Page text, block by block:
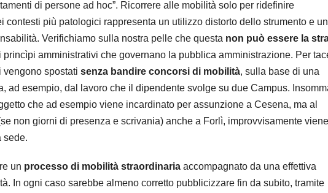
di persone ad hoc”. Ricorrere alle mobilità solo per ridefinire
contesti più patologici rappresenta un utilizzo distorto dello strumento e un
Verifichiamo sulla nostra pelle che questa non può essere la
princìpi amministrativi che governano la pubblica amministrazione. Per
vengono spostati senza bandire concorsi di mobilità, sulla base di una
ad esempio, dal lavoro che il dipendente svolge su due Campus.
che ad esempio viene incardinato per assunzione a Cesena, ma al
non giorni di presenza e scrivania) anche a Forlì, improvvisamente viene
sede.
un processo di mobilità straordinaria accompagnato da una effettiva
In ogni caso sarebbe almeno corretto pubblicizzare fin da subito, tramite